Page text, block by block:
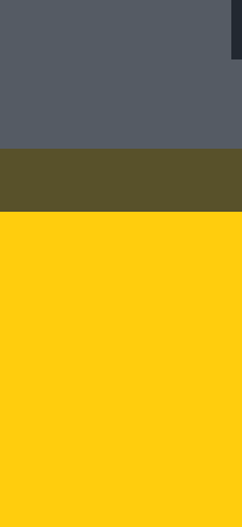
Besuchen Sie uns auf: